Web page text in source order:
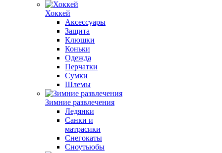
Хоккей
Аксессуары
Защита
Клюшки
Коньки
Одежда
Перчатки
Сумки
Шлемы
Зимние развлечения
Ледянки
Санки и
матрасики
Снегокаты
Сноутьюбы